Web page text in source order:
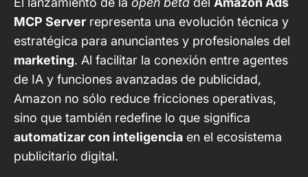
MCP Server representa una evolución técnica y
estratégica para anunciantes y profesionales del
marketing. Al facilitar la conexión entre agentes
de IA y funciones avanzadas de publicidad,
Amazon no sólo reduce fricciones operativas,
sino que también redefine lo que significa
automatizar con inteligencia en el ecosistema
publicitario digital.